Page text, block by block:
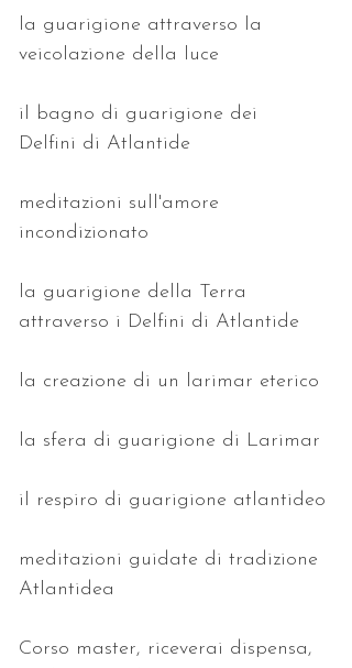
la guarigione attraverso la
veicolazione della luce
il bagno di guarigione dei
Delfini di Atlantide
meditazioni sull'amore
incondizionato
la guarigione della Terra
attraverso i Delfini di Atlantide
la creazione di un larimar eterico
la sfera di guarigione di Larimar
il respiro di guarigione atlantideo
meditazioni guidate di tradizione
Atlantidea
Corso master, riceverai dispensa,